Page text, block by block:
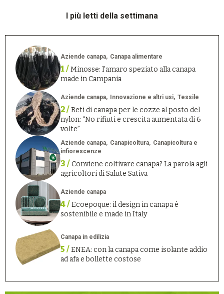
I più letti della settimana
Aziende canapa Canapa alimentare
1 /Minosse: l’amaro speziato alla canapa
made in Campania
Aziende canapa Innovazione e altri usi Tessile
2 /Reti di canapa per le cozze al posto del
nylon: “No rifiuti e crescita aumentata di 6
volte”
Aziende canapa Canapicoltura
Canapicoltura e
infiorescenze
3 /Conviene coltivare canapa? La parola agli
agricoltori di Salute Sativa
Aziende canapa
4 /Ecoepoque: il design in canapa è
sostenibile e made in Italy
Canapa in edilizia
5 /ENEA: con la canapa come isolante addio
ad afa e bollette costose